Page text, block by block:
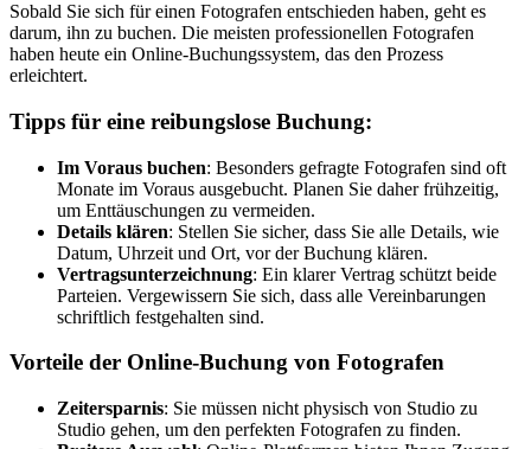
Sobald Sie sich für einen Fotografen entschieden haben, geht es
darum, ihn zu buchen. Die meisten professionellen Fotografen
haben heute ein Online-Buchungssystem, das den Prozess
erleichtert.
Tipps für eine reibungslose Buchung:
Im Voraus buchen: Besonders gefragte Fotografen sind oft
Monate im Voraus ausgebucht. Planen Sie daher frühzeitig,
um Enttäuschungen zu vermeiden.
Details klären: Stellen Sie sicher, dass Sie alle Details, wie
Datum, Uhrzeit und Ort, vor der Buchung klären.
Vertragsunterzeichnung: Ein klarer Vertrag schützt beide
Parteien. Vergewissern Sie sich, dass alle Vereinbarungen
schriftlich festgehalten sind.
Vorteile der Online-Buchung von Fotografen
Zeitersparnis: Sie müssen nicht physisch von Studio zu
Studio gehen, um den perfekten Fotografen zu finden.